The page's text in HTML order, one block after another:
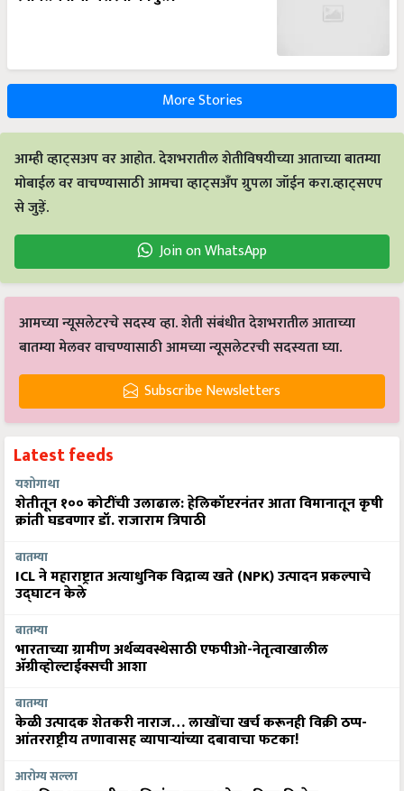
More Stories
आम्ही व्हाट्सअप वर आहोत. देशभरातील शेतीविषयीच्या आताच्या बातम्या
मोबाईल वर वाचण्यासाठी आमचा व्हाट्सअँप ग्रुपला जॉईन करा.व्हाट्सएप
से जुड़ें.
Join on WhatsApp
आमच्या न्यूसलेटरचे सदस्य व्हा. शेती संबंधीत देशभरातील आताच्या
बातम्या मेलवर वाचण्यासाठी आमच्या न्यूसलेटरची सदस्यता घ्या.
Subscribe Newsletters
यशोगाथा
शेतीतून १०० कोटींची उलाढाल: हेलिकॉप्टरनंतर आता विमानातून कृषी
क्रांती घडवणार डॉ. राजाराम त्रिपाठी
ICL ने महाराष्ट्रात अत्याधुनिक विद्राव्य खते (NPK) उत्पादन प्रकल्पाचे
उद्घाटन केले
भारताच्या ग्रामीण अर्थव्यवस्थेसाठी एफपीओ-नेतृत्वाखालील
अ‍ॅग्रीव्होल्टाईक्सची आशा
केळी उत्पादक शेतकरी नाराज… लाखोंचा खर्च करूनही विक्री ठप्प-
आंतरराष्ट्रीय तणावासह व्यापाऱ्यांच्या दबावाचा फटका!
आधुनिक आहारातील प्रथिनांचा उत्कृष्ट स्रोत : फिश फिलेट